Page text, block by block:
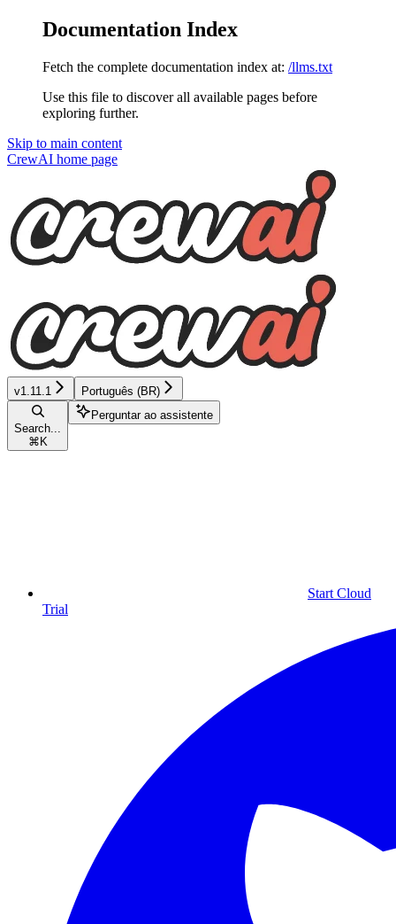
Documentation Index
Fetch the complete documentation index at: /llms.txt
Use this file to discover all available pages before
exploring further.
Skip to main content
CrewAI home page
v1.11.1 Português (BR)
Search...
⌘ K
Perguntar ao assistente
Start Cloud
Trial